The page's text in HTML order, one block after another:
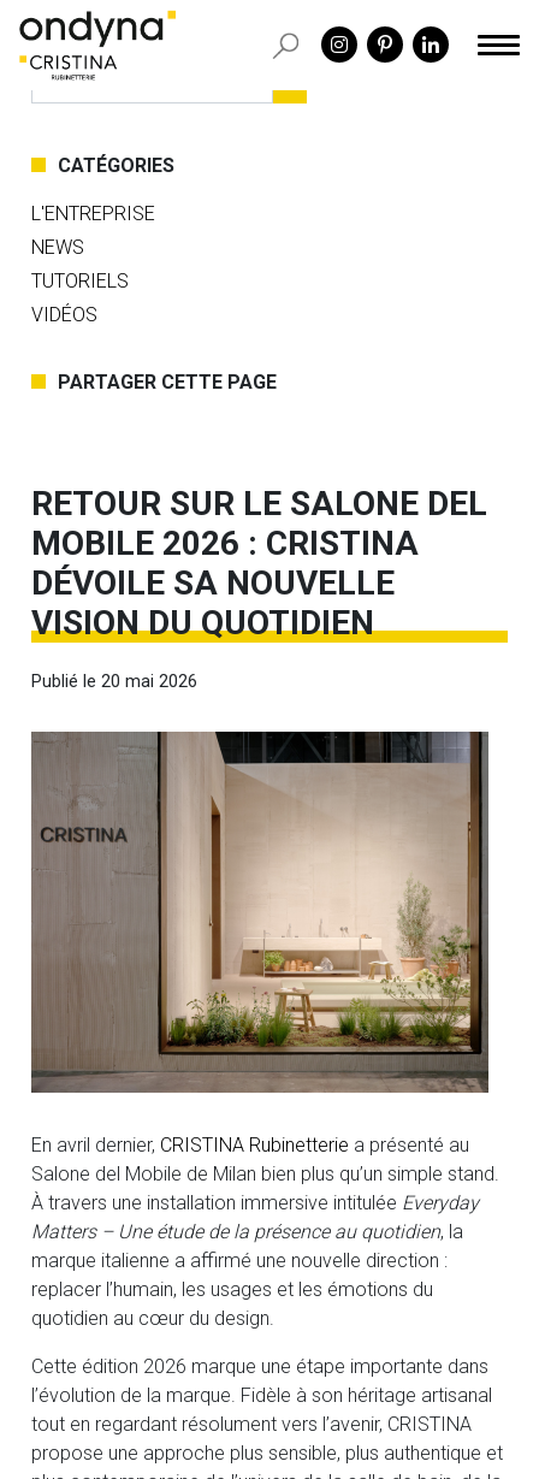
CATÉGORIES
L'ENTREPRISE
NEWS
TUTORIELS
VIDÉOS
PARTAGER CETTE PAGE
RETOUR SUR LE SALONE DEL
MOBILE 2026 : CRISTINA
DÉVOILE SA NOUVELLE
VISION DU QUOTIDIEN
Publié le20 mai 2026
En avril dernier, CRISTINA Rubinetterie a présenté au
Salone del Mobile de Milan bien plus qu’un simple stand.
À travers une installation immersive intitulée Everyday
Matters – Une étude de la présence au quotidien, la
marque italienne a affirmé une nouvelle direction :
replacer l’humain, les usages et les émotions du
quotidien au cœur du design.
Cette édition 2026 marque une étape importante dans
l’évolution de la marque. Fidèle à son héritage artisanal
tout en regardant résolument vers l’avenir, CRISTINA
propose une approche plus sensible, plus authentique et